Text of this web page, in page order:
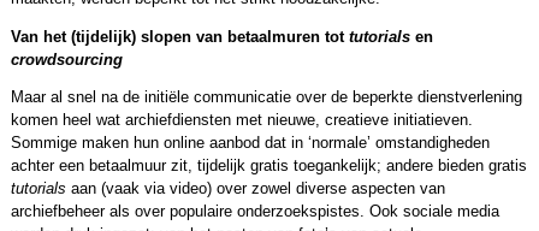
Van het (tijdelijk) slopen van betaalmuren tot tutorialsen
crowdsourcing
Maar al snel na de initiële communicatie over de beperkte dienstverlening
komen heel wat archiefdiensten met nieuwe, creatieve initiatieven.
Sommige maken hun online aanbod dat in ‘normale’ omstandigheden
achter een betaalmuur zit, tijdelijk gratis toegankelijk; andere bieden gratis
tutorials aan (vaak via video) over zowel diverse aspecten van
archiefbeheer als over populaire onderzoekspistes. Ook sociale media